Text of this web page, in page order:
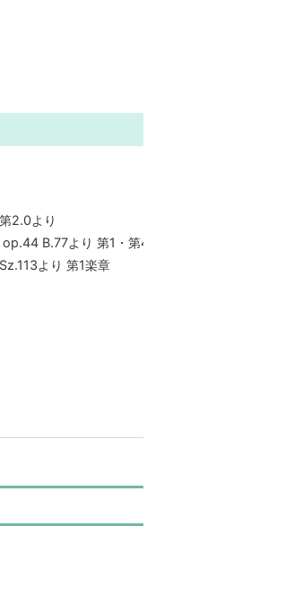
2.0より
B.77より 第1・第4楽章
より 第1楽章